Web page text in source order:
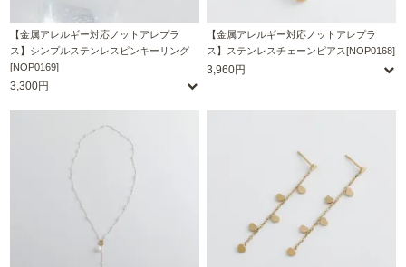
【金属アレルギー対応ノットアレプラ
ス】シンプルステンレスピンキーリング
[NOP0169]
3,300円
【金属アレルギー対応ノットアレプラ
ス】ステンレスチェーンピアス[NOP0168]
3,960円